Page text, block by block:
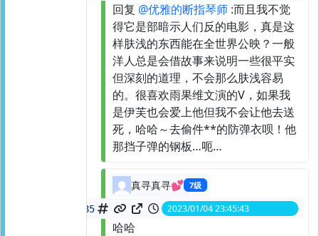
回复 @优雅的断指琴师 :而且我不觉
得它是部暗示人们反的电影，真是这
样肤浅的东西能在全世界公映？一般
洋人总是会借故事来说明一些很平实
但深刻的道理，不会那么肤浅容易
的。很喜欢雨果维文演的V，如果我
是伊芙也会爱上他但我不会让他去送
死，哈哈～去偷件**的防弹衣呗！他
那挡子弹的钢板…呃…
真寻真寻💕 7级
146511539785 2023/01/04 23:45:43
哈哈